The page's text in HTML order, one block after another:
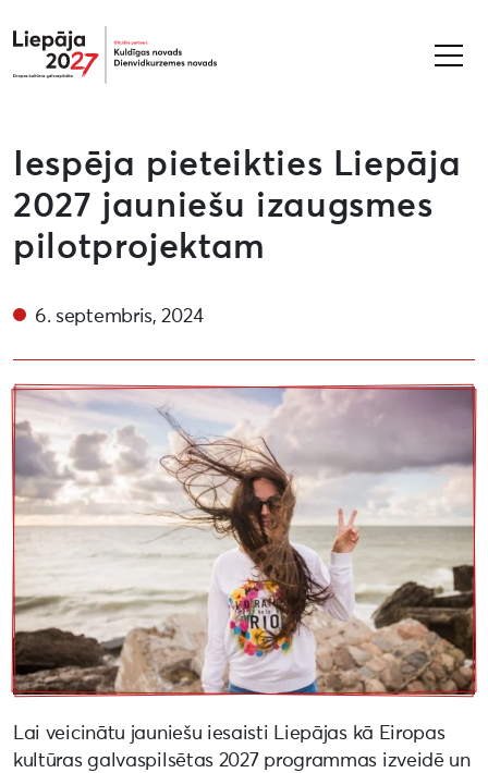
Liepāja2027
Iespēja pieteikties Liepāja
2027 jauniešu izaugsmes
pilotprojektam
6. septembris, 2024
Lai veicinātu jauniešu iesaisti Liepājas kā Eiropas
kultūras galvaspilsētas 2027 programmas izveidē un